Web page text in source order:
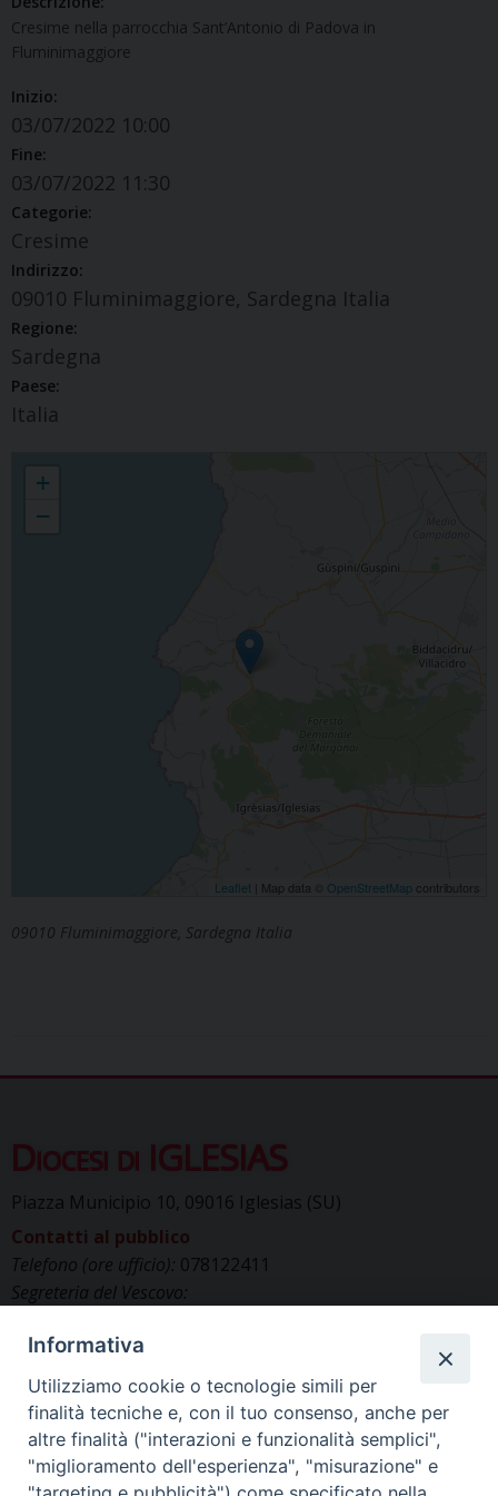
Cresime nella parrocchia Sant’Antonio di Padova in
Fluminimaggiore
Inizio:
03/07/2022 10:00
Fine:
03/07/2022 11:30
Categorie:
Cresime
Indirizzo:
09010 Fluminimaggiore, Sardegna Italia
Regione:
Sardegna
Paese:
Italia
+
−
Leaflet | Map data © OpenStreetMap contributors
09010 Fluminimaggiore, Sardegna Italia
Diocesi di IGLESIAS
Piazza Municipio 10, 09016 Iglesias (SU)
Contatti al pubblico
Telefono (ore ufficio): 078122411
Segreteria del Vescovo:
Uffici di Curia:curia_iglesias@libero.it
Cancelleria (richiesta documenti):
canc.curia.iglesias@tiscali.it
Comunicazione & media (ufficio stampa):
ucs.iglesias@gmail.com
Informativa
Utilizziamo cookie o tecnologie simili per
finalità tecniche e, con il tuo consenso, anche per
altre finalità ("interazioni e funzionalità semplici",
"miglioramento dell'esperienza", "misurazione" e